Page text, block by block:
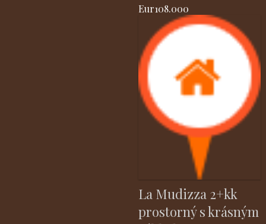
Eur108.000
La Mudizza 2+kk
prostorný s krásným